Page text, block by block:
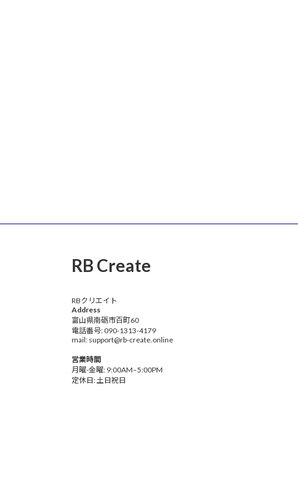
RB Create
RBクリエイト
Address
富山県南砺市百町60
電話番号: 090-1313-4179
mail: support@rb-create.online
営業時間
月曜-金曜: 9:00AM–5:00PM
定休日: 土日祝日